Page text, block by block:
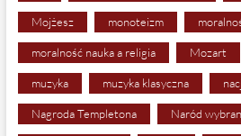
Mojżesz monoteizm
moralność nauka a religia Mozart
muzyka muzyka klasyczna
Nagroda Templetona Naród